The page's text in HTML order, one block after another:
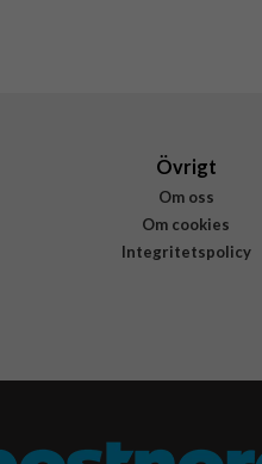
Övrigt
Om oss
Om cookies
Integritetspolicy